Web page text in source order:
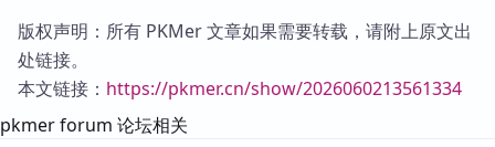
版权声明：所有 PKMer 文章如果需要转载，请附上原文出
处链接。
本文链接： https://pkmer.cn/show/2026060213561334
pkmer forum 论坛相关